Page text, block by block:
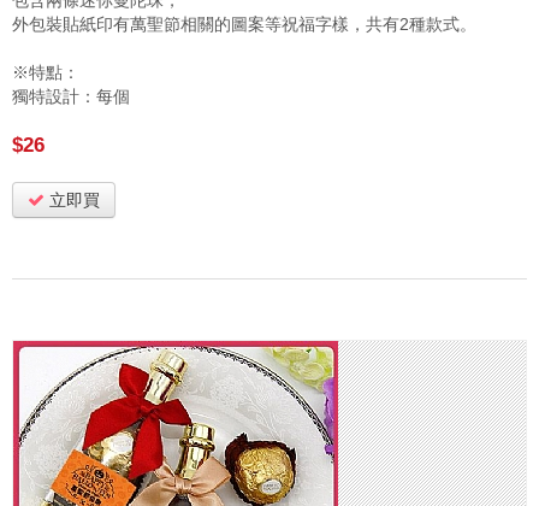
外包裝貼紙印有萬聖節相關的圖案等祝福字樣，共有2種款式。
※特點：
獨特設計：每個
$26
立即買